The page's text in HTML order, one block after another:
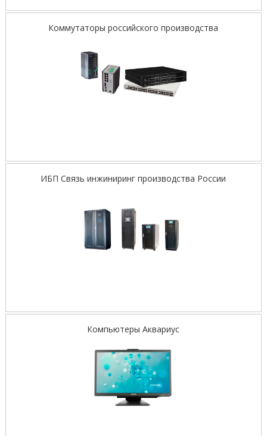
Коммутаторы российского производства
ИБП Связь инжиниринг производства России
Компьютеры Аквариус